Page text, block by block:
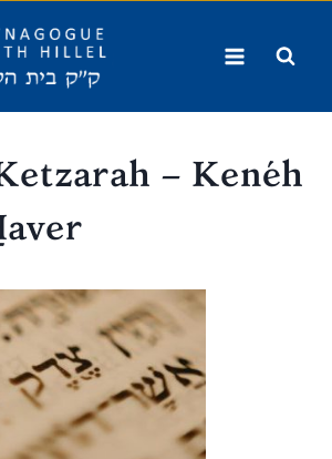
– Kenéh